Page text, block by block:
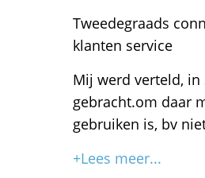
Tweedegraads
klanten service
Mij werd verteld,
gebracht.om daar
gebruiken is, bv
+Lees meer...